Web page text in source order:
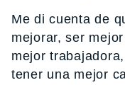
Me di cuenta de
mejorar, ser
mejor
tener una mejor